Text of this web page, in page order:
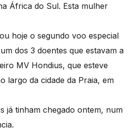
África do Sul. Esta mulher
hoje o segundo voo especial
dos 3 doentes que estavam a
MV Hondius, que esteve
largo da cidade da Praia, em
já tinham chegado ontem, num